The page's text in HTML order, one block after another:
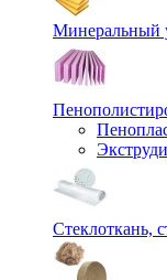
Минеральный
Стеклоткань,